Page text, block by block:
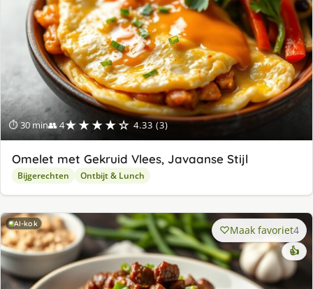
⏱ 30 min👥 4★★★★☆ 4.33 (3)
Omelet met Gekruid Vlees, Javaanse Stijl
Bijgerechten Ontbijt & Lunch
AI-kok Maak favoriet4
👍